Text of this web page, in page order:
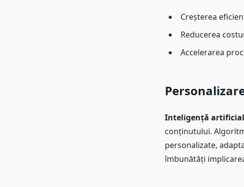
Creșterea
Reducerea
Accelerarea
Inteligență
conținutului.
personalizate,
îmbunătăți